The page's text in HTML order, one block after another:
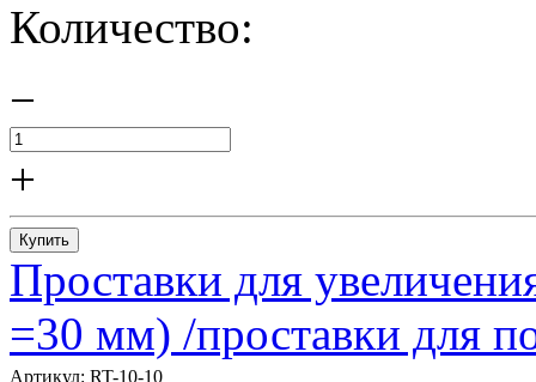
Количество:
−
+
Купить
Проставки для
=30 мм) /проставки для
Артикул: RT-10-10